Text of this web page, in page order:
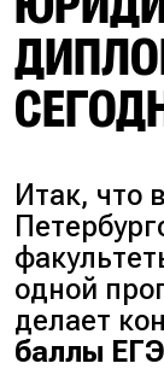
Итак, что
одной
делает
баллы